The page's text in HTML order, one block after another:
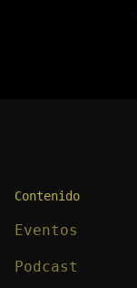
Contenido
Eventos
Podcast